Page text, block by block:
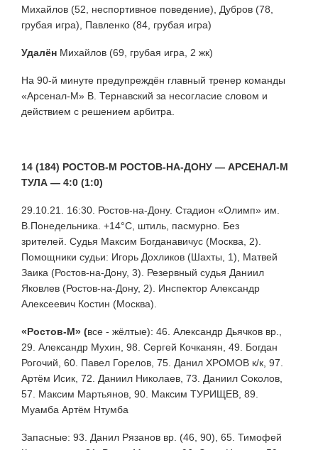
Михайлов (52, неспортивное поведение), Дубров (78,
грубая игра), Павленко (84, грубая игра)
Удалён Михайлов (69, грубая игра, 2 жк)
На 90-й минуте предупреждён главный тренер команды
«Арсенал-М» В. Тернавский за несогласие словом и
действием с решением арбитра.
14 (184) РОСТОВ-М РОСТОВ-НА-ДОНУ — АРСЕНАЛ-М
ТУЛА — 4:0 (1:0)
29.10.21. 16:30. Ростов-на-Дону. Стадион «Олимп» им.
В.Понедельника. +14°С, штиль, пасмурно. Без
зрителей. Судья Максим Богданавичус (Москва, 2).
Помощники судьи: Игорь Дохликов (Шахты, 1), Матвей
Заика (Ростов-на-Дону, 3). Резервный судья Даниил
Яковлев (Ростов-на-Дону, 2). Инспектор Александр
Алексеевич Костин (Москва).
«Ростов-М» (все - жёлтые): 46. Александр Дьячков вр.,
29. Александр Мухин, 98. Сергей Кочканян, 49. Богдан
Рогочий, 60. Павел Горелов, 75. Данил ХРОМОВ к/к, 97.
Артём Исик, 72. Даниил Николаев, 73. Даниил Соколов,
57. Максим Мартьянов, 90. Максим ТУРИЩЕВ, 89.
Муамба Артём Нтумба
Запасные: 93. Данил Рязанов вр. (46, 90), 65. Тимофей